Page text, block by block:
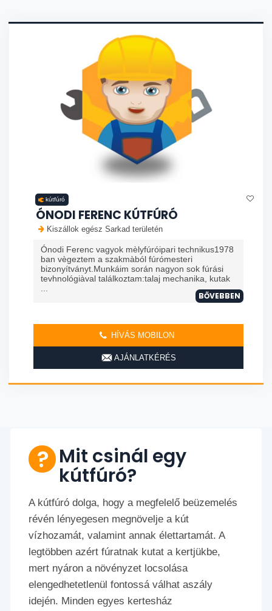
kútfúró
ÓNODI FERENC KÚTFÚRÓ
Kiszállok egész Sarkad területén
Ónodi Ferenc vagyok mèlyfúróipari technikus1978
ban vègeztem a szakmàból fúrómesteri
bizonyítványt.Munkáim során nagyon sok fúrási
tevhnológiàval találkoztam:talaj mechanika, kutak
BŐVEBBEN
HÍVÁS MOBILON
AJÁNLATKÉRÉS
Mit csinál egy
kútfúró?
A kútfúró dolga, hogy a megfelelő beüzemelés
révén lényegesen megnövelje a kút
vízhozamát, valamint annak élettartamát. A
legtöbben azért fúratnak kutat a kertjükbe,
mert nyáron a növényzet locsolása
elengedhetetlenül fontossá válhat aszály
idején. Minden egyes kertesház